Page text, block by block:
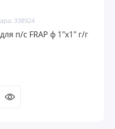
338924
п/с FRAP ф 1"х1" г/г